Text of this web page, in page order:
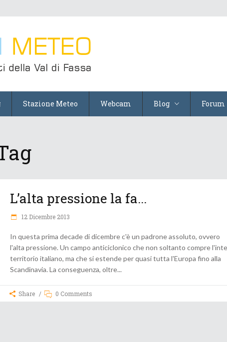
Stazione Meteo Webcam Blog Forum
L’alta pressione la fa...
12 Dicembre 2013
In questa prima decade di dicembre c'è un padrone assoluto, ovvero
l'alta pressione. Un campo anticiclonico che non soltanto compre
territorio italiano, ma che si estende per quasi tutta l'Europa fino alla
Scandinavia. La conseguenza, oltre
Share 0 Comments